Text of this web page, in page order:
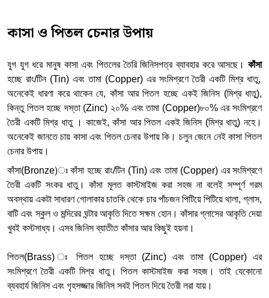
কাসা ও পিতল চেনার উপায়
যুগ যুগ ধরে মানুষ কাসা এবং পিতলের তৈরি জিনিসপত্র ব্যাবহার করে আসছে। কাঁসা
হচ্ছে রাং/টিন(Tin) এবংতামা (Copper) এর সংমিশ্রণে তৈরী একটি মিশ্র ধাতু,
অনেকেই ধারণা করে থাকেন যে, কাঁসা আর পিতল হচ্ছে একই জিনিস (মিশ্র ধাতু),
কিন্তু পিতল হচ্ছে দস্তা (Zinc) ২০% এবং তামা (Copper)৮০% এর সংমিশ্রণে
তৈরী একটি মিশ্র ধাতু । কাজেই, কাঁসা আর পিতল একই জিনিস (মিশ্র ধাতু) নহে।
অনেকেই জানতে চায় কাসা এবং পিতল চেনার উপায় কি। চলুন জেনে নেই কাসা পিতল
চেনার উপায়।
কাঁসা(Bronze)ঃ কাঁসা হচ্ছে রাং/টিন (Tin) এবং তামা (Copper) এর সংমিশ্রণে
তৈরী একটি সংকর ধাতু। কাঁসা মূলত কাস্টমাইজ করা সহজ না বলেই সম্পূর্ণ গরম
অবস্থায় একটা সাধারণ গোলাকার চাতকি থেকে চার পাঁচজন পিটিয়ে পিটিয়ে থালা, গ্লাস,
বাটি এবং স্কুল ও মন্দিরের ঘন্টার আকৃতি দিতে সক্ষম হোন। কাঁসার গ্লাসের আকৃতি দেয়া
খুবই কস্টসাধ্য। এসব জিনিস ব্যাতীত কাঁসার আর কিছুই হয়না।
পিতল(Brass) ঃ পিতল হচ্ছে দস্তা (Zinc) এবং তামা (Copper) এর
সংমিশ্রণে তৈরী একটি মিশ্র ধাতু। পিতল কাস্টমাইজ করা সহজ। তাই যেকোনো
ব্যবহার্য জিনিস এবং গৃহসজ্জার জিনিস সবই পিতল দিয়ে তৈরী লরা যায়।